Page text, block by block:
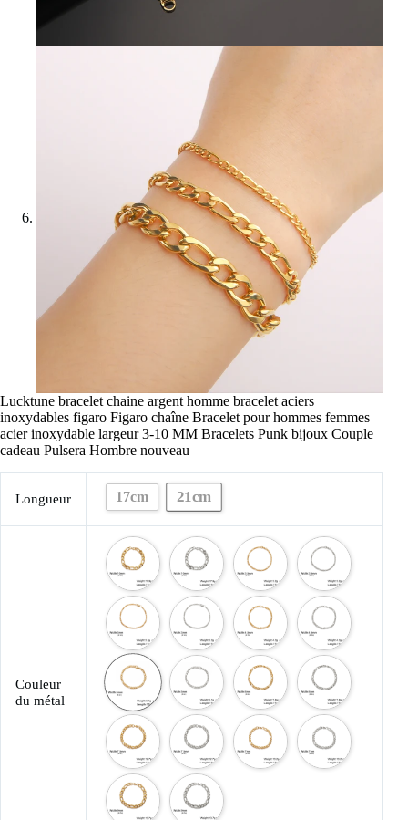
Lucktune bracelet chaine argent homme bracelet aciers
inoxydables figaro Figaro chaîne Bracelet pour hommes femmes
acier inoxydable largeur 3-10 MM Bracelets Punk bijoux Couple
cadeau Pulsera Hombre nouveau
Longueur 17cm 21cm
Couleur
du métal